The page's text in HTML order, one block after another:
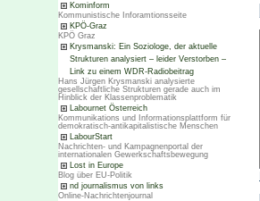
Kominform
Kommunistische Inforamtionsseite
KPÖ-Graz
KPÖ Graz
Krysmanski: Ein Soziologe, der aktuelle
Strukturen analysiert – leider Verstorben –
Link zu einem WDR-Radiobeitrag
Hans Jürgen Krysmanski analysierte
gesellschaftliche Strukturen gerade auch im
Hinblick der Klassenproblematik
Labournet Österreich
Kommunikations und Informationsplattform für
demokratisch-antikapitalistische Menschen
LabourStart
Nachrichten- und Kampagnenportal der
internationalen Gewerkschaftsbewegung
Lost in Europe
Blog über EU-Politik
nd journalismus von links
Online-Nachrichtenjournal